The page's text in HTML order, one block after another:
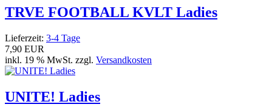
TRVE FOOTBALL KVLT Ladies
Lieferzeit: 3-4 Tage
7,90 EUR
inkl. 19 % MwSt. zzgl. Versandkosten
UNITE! Ladies